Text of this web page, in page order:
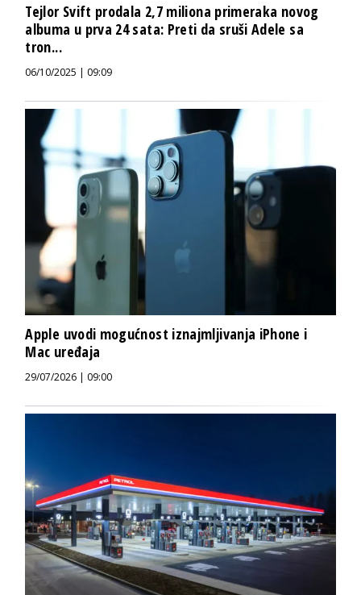
Tejlor Svift prodala 2,7 miliona primeraka novog
albuma u prva 24 sata: Preti da sruši Adele sa
tron...
06/10/2025 | 09:09
Apple uvodi mogućnost iznajmljivanja iPhone i
Mac uređaja
29/07/2026 | 09:00